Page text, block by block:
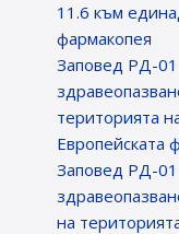
11.6 към
фармакопея
Заповед РД-
територията
Европейската
Заповед РД-
на